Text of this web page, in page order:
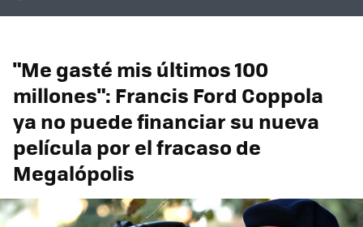
"Me gasté mis últimos 100
millones": Francis Ford Coppola
ya no puede financiar su nueva
película por el fracaso de
Megalópolis